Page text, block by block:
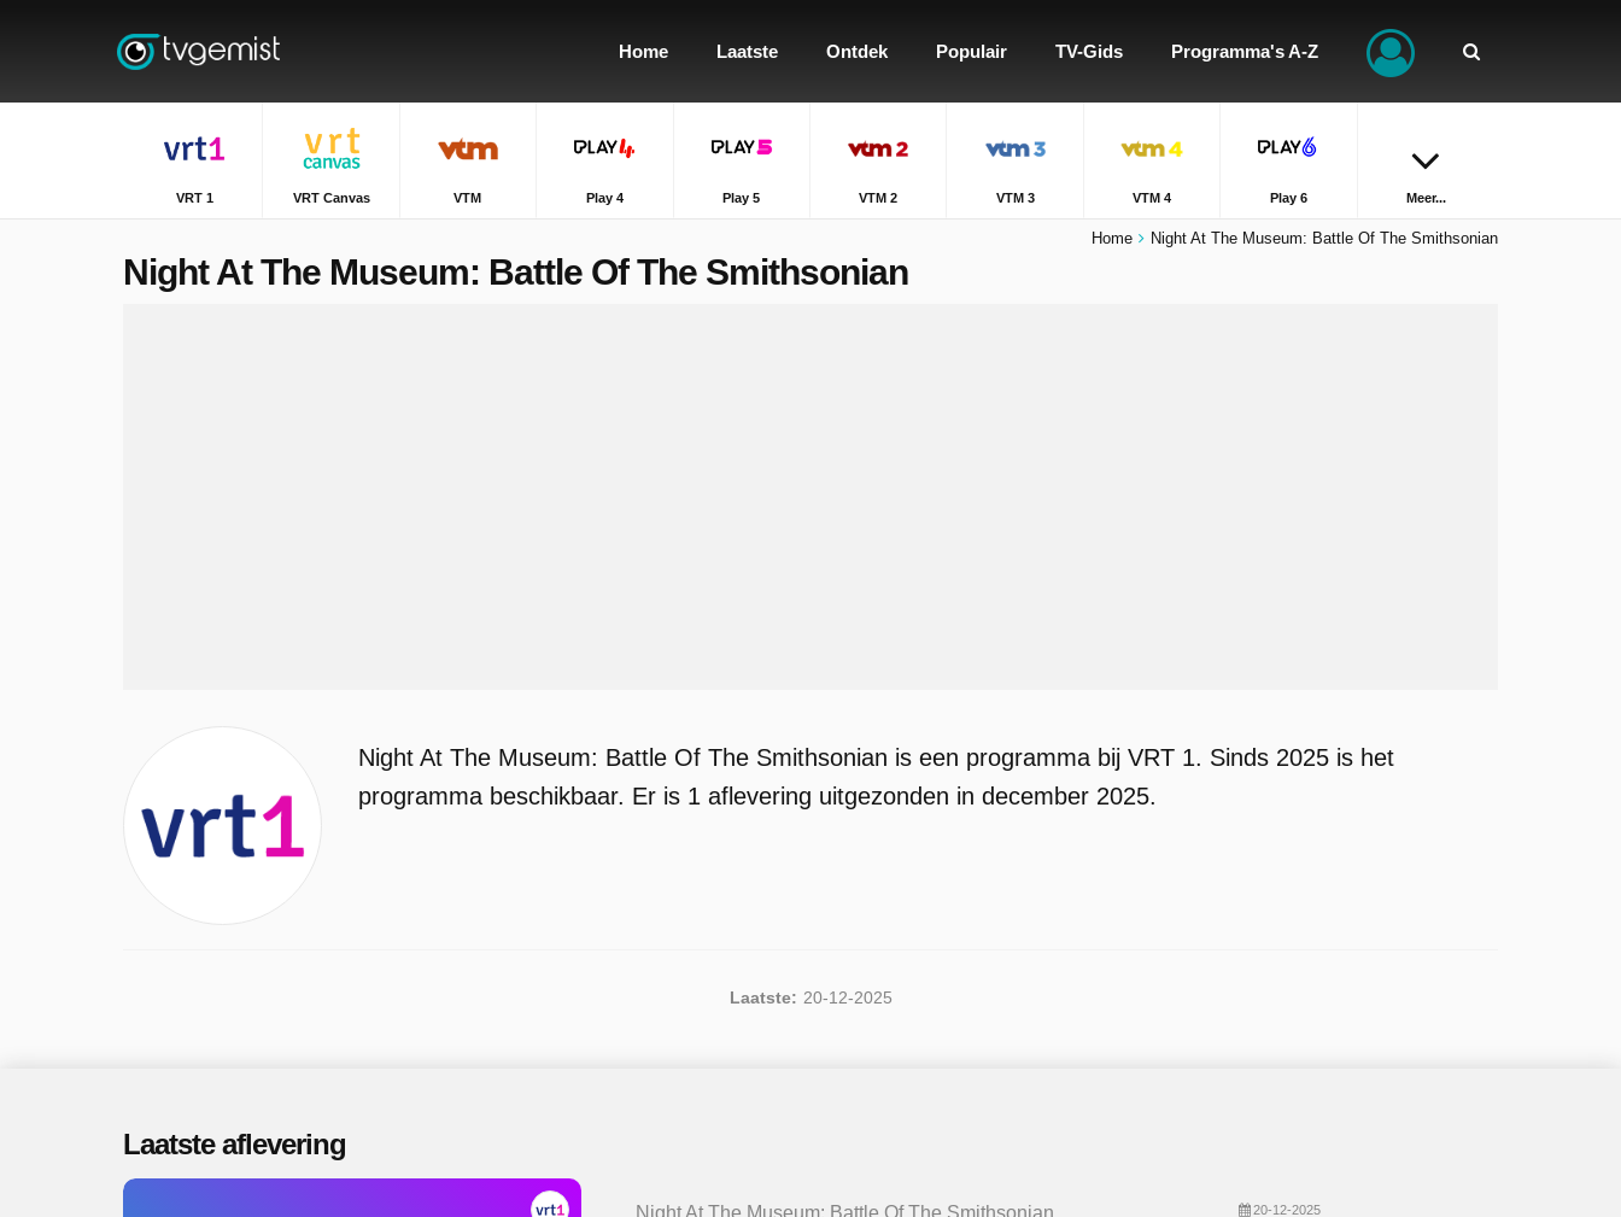
Home Laatste Ontdek Populair TV-Gids Programma's A-Z
VRT 1 VRT Canvas VTM Play 4 Play 5 VTM 2 VTM 3 VTM 4 Play 6 Meer...
Home Night At The Museum: Battle Of The Smithsonian
Night At The Museum: Battle Of The Smithsonian
Night At The Museum: Battle Of The Smithsonian is een programma bij VRT 1. Sinds 2025 is het
programma beschikbaar. Er is 1 aflevering uitgezonden in december 2025.
Laatste: 20-12-2025
Laatste aflevering
Night At The Museum: Battle Of The Smithsonian 20-12-2025